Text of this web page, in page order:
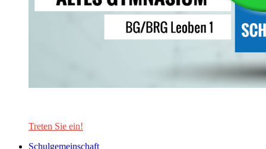
Treten Sie ein!
Schulgemeinschaft